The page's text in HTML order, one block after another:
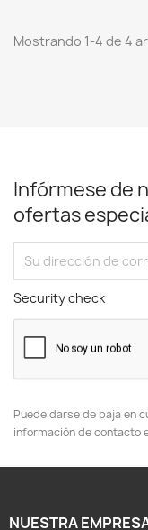
Mostrando 1-4 de 4
Infórmese de
ofertas
Security check
Puede darse de baja en
información de contacto
NUESTRA